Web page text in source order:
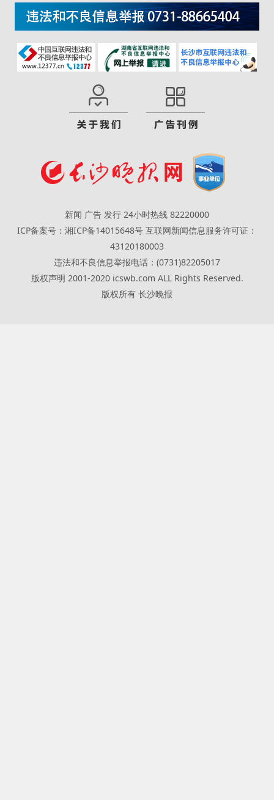
新闻 广告 发行 24小时热线 82220000
ICP备案号：湘ICP备14015648号 互联网新闻信息服务许可证：
43120180003
违法和不良信息举报电话：(0731)82205017
版权声明 2001-2020 icswb.com ALL Rights Reserved.
版权所有 长沙晚报